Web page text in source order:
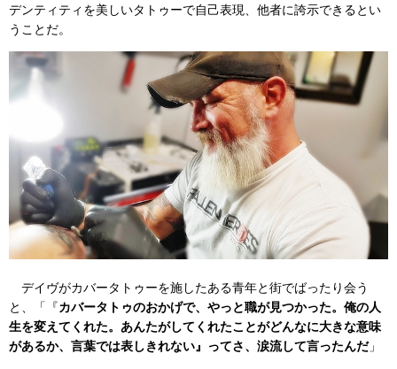
デンティティを美しいタトゥーで自己表現、他者に誇示できるとい
うことだ。
デイヴがカバータトゥーを施したある青年と街でばったり会う
と、「『カバータトゥのおかげで、やっと職が見つかった。俺の人
生を変えてくれた。あんたがしてくれたことがどんなに大きな意味
があるか、言葉では表しきれない』ってさ、涙流して言ったんだ」